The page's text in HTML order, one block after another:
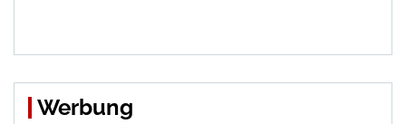
Werbung